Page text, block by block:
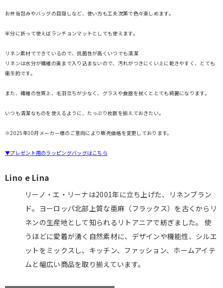
お弁当包みやバッグの目隠しなど、使い方も工夫次第で色々楽しめます。
半分に折って使えばランチョンマットとしても使えます。
リネン素材でできているので、抗菌性が高くいつでも清潔
リネンは水分が繊維の奥まで入り込まないので、汚れがつきにくい上に乾きやすく、とても
衛生的です。
また、繊維の性質上、毛羽立ちが少なく、グラスや食器を拭くととても綺麗になります。
いつも清潔なものを使えるように、たっぷり枚数を揃えておきたい。
※2025年10月メーカー様のご意向により販売価格を変更しております。
▼プレゼント用のラッピングバッグはこちら
Lino e Lina
リーノ・エ・リーナは2001年に立ち上げた、リネンブラン
ド。ヨーロッパ北部上質な亜麻（フラックス）を古くからリ
ネンの生産地として知られるリトアニアで紡ぎました。 使
うほどに愛着が湧く自然素材に、デザインや機能性、シルエ
ットをミックスし、キッチン、ファッション、ホームアイテ
ムと幅広い商品を取り揃えています。